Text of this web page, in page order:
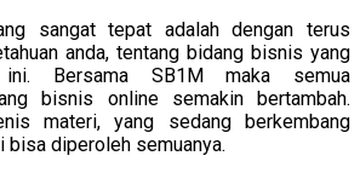
sangat tepat adalah dengan terus
anda, tentang bidang bisnis yang
ini. Bersama SB1M maka semua
bisnis online semakin bertambah.
materi, yang sedang berkembang
bisa diperoleh semuanya.